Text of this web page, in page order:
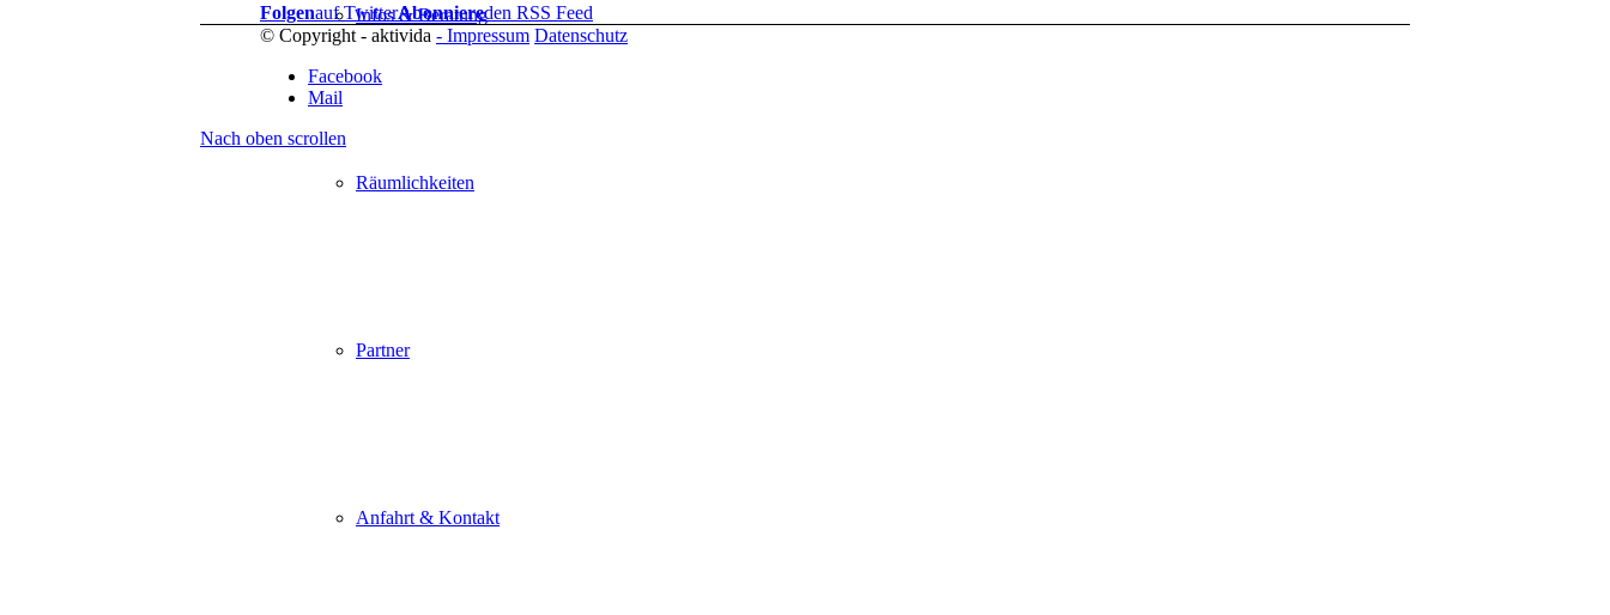
Infos & Beratung
Räumlichkeiten
Partner
Anfahrt & Kontakt
Folgenauf TwitterAbonniereden RSS Feed
© Copyright - aktivida - Impressum Datenschutz
Facebook
Mail
Nach oben scrollen